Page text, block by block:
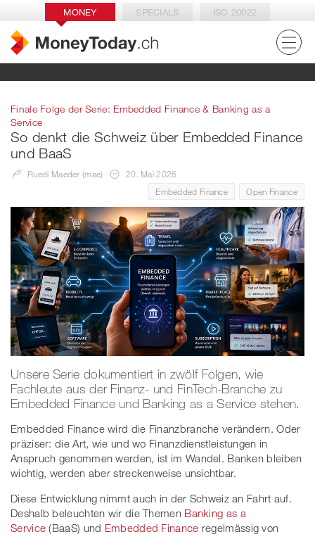
MONEY SPECIALS ISO 20022
Finale Folge der Serie: Embedded Finance & Banking as a
Service
So denkt die Schweiz über Embedded Finance
und BaaS
Ruedi Maeder (mae)
20. Mai 2026
Embedded Finance
Open Finance
Unsere Serie dokumentiert in zwölf Folgen, wie
Fachleute aus der Finanz- und FinTech-Branche zu
Embedded Finance und Banking as a Service stehen.
Embedded Finance wird die Finanzbranche verändern. Oder
präziser: die Art, wie und wo Finanzdienstleistungen in
Anspruch genommen werden, ist im Wandel. Banken bleiben
wichtig, werden aber streckenweise unsichtbar.
Diese Entwicklung nimmt auch in der Schweiz an Fahrt auf.
Deshalb beleuchten wir die Themen Banking as a
Service (BaaS) und Embedded Finance regelmässig von